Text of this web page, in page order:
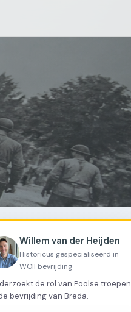
Willem van der Heijden
Historicus gespecialiseerd in
WOII bevrijding
de rol van Poolse troepen
bevrijding van Breda.